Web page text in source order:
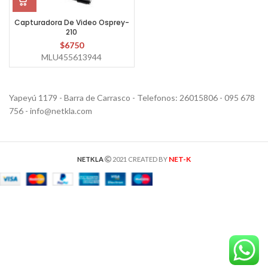
Capturadora De Video Osprey-
210
$6750
MLU455613944
Yapeyú 1179 - Barra de Carrasco - Telefonos: 26015806 - 095 678
756 - info@netkla.com
NETKLA 2021 CREATED BY NET-K